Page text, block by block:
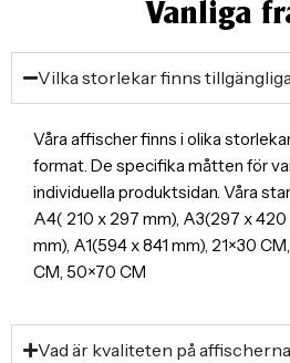
Vanliga
Vilka storlekar finns
Våra affischer finns i olika
format. De specifika måtten för
individuella produktsidan. Våra
A4( 210 x 297 mm), A3(297 x
mm), A1(594 x 841 mm), 21×30
CM, 50×70 CM
Vad är kvaliteten på